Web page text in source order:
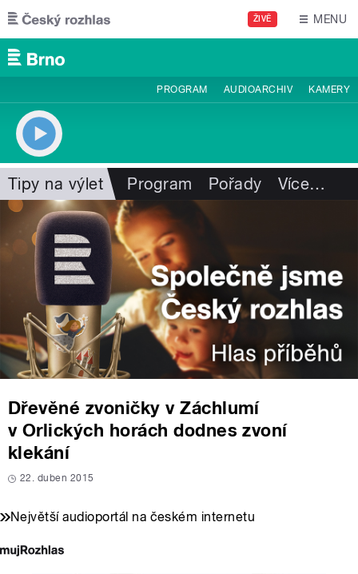
Přejít k hlavnímu obsahu
ŽIVĚ MENU
PROGRAM AUDIOARCHIV KAMERY
Tipy na výlet Program Pořady Více…
Dřevěné zvoničky v Záchlumí
v Orlických horách dodnes zvoní
klekání
22. duben 2015
Největší audioportál na českém internetu